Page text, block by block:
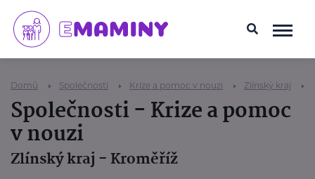
Domů Společnosti Krize a pomoc v nouzi Zlínský kraj
Společnosti - Krize a pomoc
v nouzi
Zlínský kraj - Kroměříž